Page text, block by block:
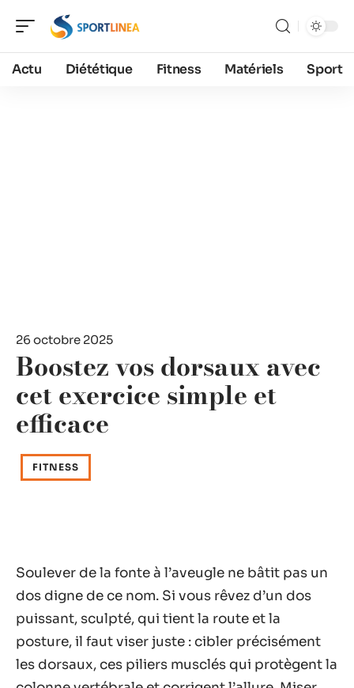
Actu Diététique Fitness Matériels Sport
26 octobre 2025
Boostez vos dorsaux avec
cet exercice simple et
efficace
FITNESS
Soulever de la fonte à l’aveugle ne bâtit pas un
dos digne de ce nom. Si vous rêvez d’un dos
puissant, sculpté, qui tient la route et la
posture, il faut viser juste : cibler précisément
les dorsaux, ces piliers musclés qui protègent la